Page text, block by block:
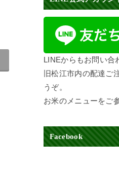
LINEからもお問い合
旧松江市内の配達ご
うぞ。
お米のメニューをご
Facebook